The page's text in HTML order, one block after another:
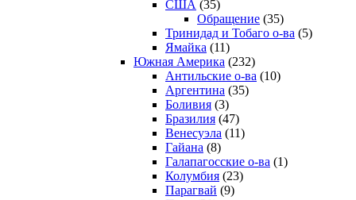
США (35)
Обращение (35)
Тринидад и Тобаго о-ва (5)
Ямайка (11)
Южная Америка (232)
Антильские о-ва (10)
Аргентина (35)
Боливия (3)
Бразилия (47)
Венесуэла (11)
Гайана (8)
Галапагосские о-ва (1)
Колумбия (23)
Парагвай (9)